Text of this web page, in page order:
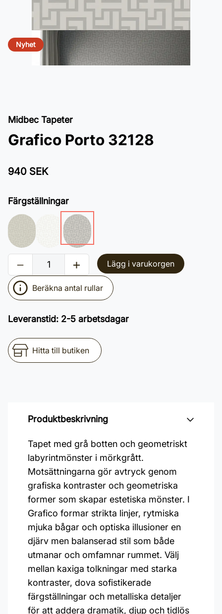
Nyhet
Midbec Tapeter
Grafico Porto 32128
940 SEK
Färgställningar
Lägg i varukorgen
Beräkna antal rullar
Leveranstid: 2-5 arbetsdagar
Hitta till butiken
Produktbeskrivning
Tapet med grå botten och geometriskt
labyrintmönster i mörkgrått.
Motsättningarna gör avtryck genom
grafiska kontraster och geometriska
former som skapar estetiska mönster. I
Grafico formar strikta linjer, rytmiska
mjuka bågar och optiska illusioner en
djärv men balanserad stil som både
utmanar och omfamnar rummet. Välj
mellan kaxiga tolkningar med starka
kontraster, dova sofistikerade
färgställningar och metalliska detaljer
för att addera dramatik, djup och tidlös